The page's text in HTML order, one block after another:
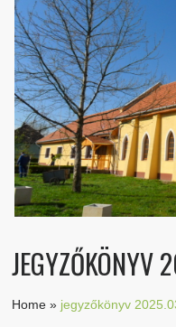
Home » jegyzőkönyv